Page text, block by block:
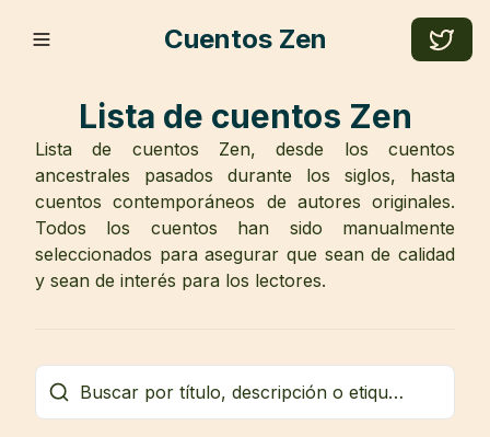
Cuentos Zen
Lista de cuentos Zen
Lista de cuentos Zen, desde los cuentos
ancestrales pasados durante los siglos, hasta
cuentos contemporáneos de autores originales.
Todos los cuentos han sido manualmente
seleccionados para asegurar que sean de calidad
y sean de interés para los lectores.